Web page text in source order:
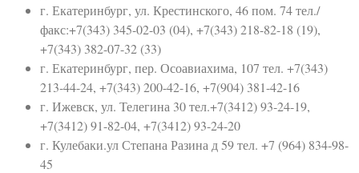
г. Екатеринбург, ул. Крестинского, 46 пом. 74 тел./
факс:+7(343) 345-02-03 (04), +7(343) 218-82-18 (19),
+7(343) 382-07-32 (33)
г. Екатеринбург, пер. Осоавиахима, 107 тел. +7(343)
213-44-24, +7(343) 200-42-16, +7(904) 381-42-16
г. Ижевск, ул. Телегина 30 тел.+7(3412) 93-24-19,
+7(3412) 91-82-04, +7(3412) 93-24-20
г. Кулебаки.ул Степана Разина д 59 тел. +7 (964) 834-98-
45